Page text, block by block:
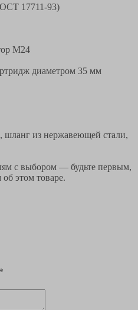
17711-93)
M24
диаметром 35 мм
шланг из нержавеющей стали,
с выбором — будьте первым,
этом товаре.